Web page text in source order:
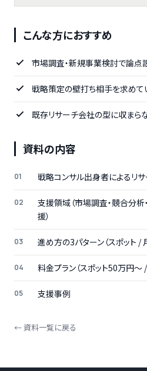
こんな方におすすめ
市場調査・新規事業検討で論点
戦略策定の壁打ち相手を求めて
既存リサーチ会社の型に収まら
資料の内容
戦略コンサル出身者によるリ
支援領域（市場調査・競合分析
援）
進め方の3パターン（スポット /
料金プラン（スポット50万円〜
支援事例
← 資料一覧に戻る